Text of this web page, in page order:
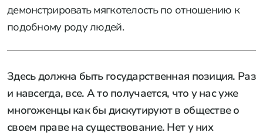
демонстрировать мягкотелость по отношению к
подобному роду людей.
Здесь должна быть государственная позиция. Раз
и навсегда, все. А то получается, что у нас уже
многоженцы как бы дискутируют в обществе о
своем праве на существование. Нет у них